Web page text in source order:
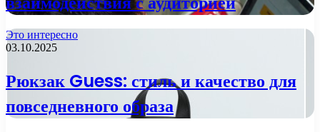
Это интересно
03.10.2025
Рюкзак Guess: стиль и качество для
повседневного образа